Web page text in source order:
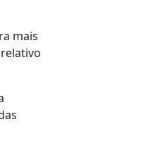
mais